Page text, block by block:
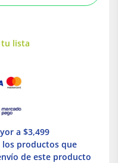
tu lista
a $3,499
los productos que
de este producto